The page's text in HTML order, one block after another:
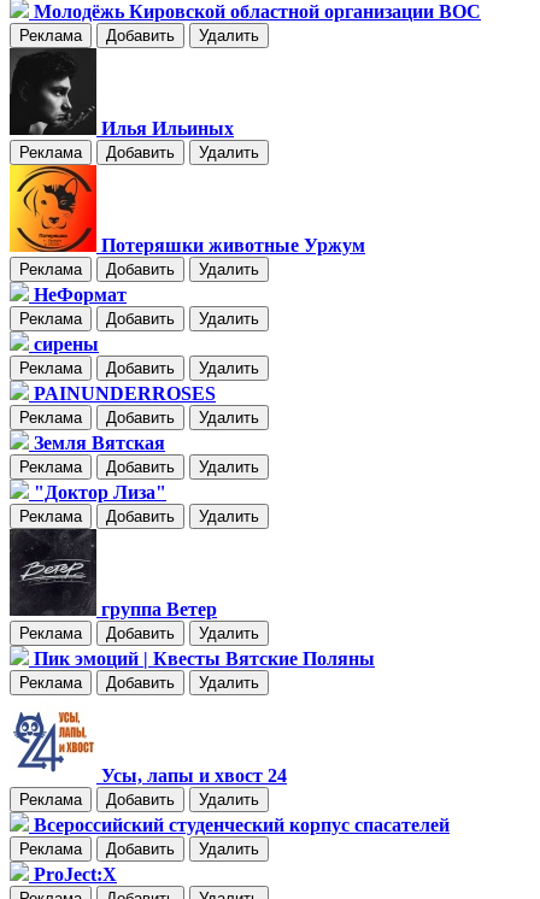
Молодёжь Кировской областной организации ВОС
Реклама Добавить Удалить
Илья Ильиных
Реклама Добавить Удалить
Потеряшки животные Уржум
Реклама Добавить Удалить
НеФормат
Реклама Добавить Удалить
сирены
Реклама Добавить Удалить
PAINUNDERROSES
Реклама Добавить Удалить
Земля Вятская
Реклама Добавить Удалить
"Доктор Лиза"
Реклама Добавить Удалить
группа Ветер
Реклама Добавить Удалить
Пик эмоций | Квесты Вятские Поляны
Реклама Добавить Удалить
Усы, лапы и хвост 24
Реклама Добавить Удалить
Всероссийский студенческий корпус спасателей
Реклама Добавить Удалить
ProJect:X